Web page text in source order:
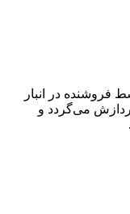
در انبار
پردازش می‌گردد و